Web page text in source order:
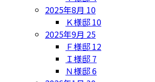
2025年8月 10
Ｋ様邸 10
2025年9月 25
Ｆ様邸 12
Ｉ様邸 7
Ｎ様邸6